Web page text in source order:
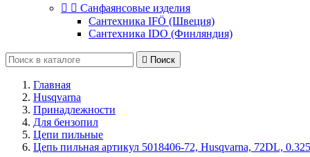
  Санфаянсовые изделия
Сантехника IFÖ (Швеция)
Сантехника IDO (Финляндия)
 Поиск
Главная
Husqvarna
Принадлежности
Для бензопил
Цепи пильные
Цепь пильная артикул 5018406-72, Husqvarna, 72DL,